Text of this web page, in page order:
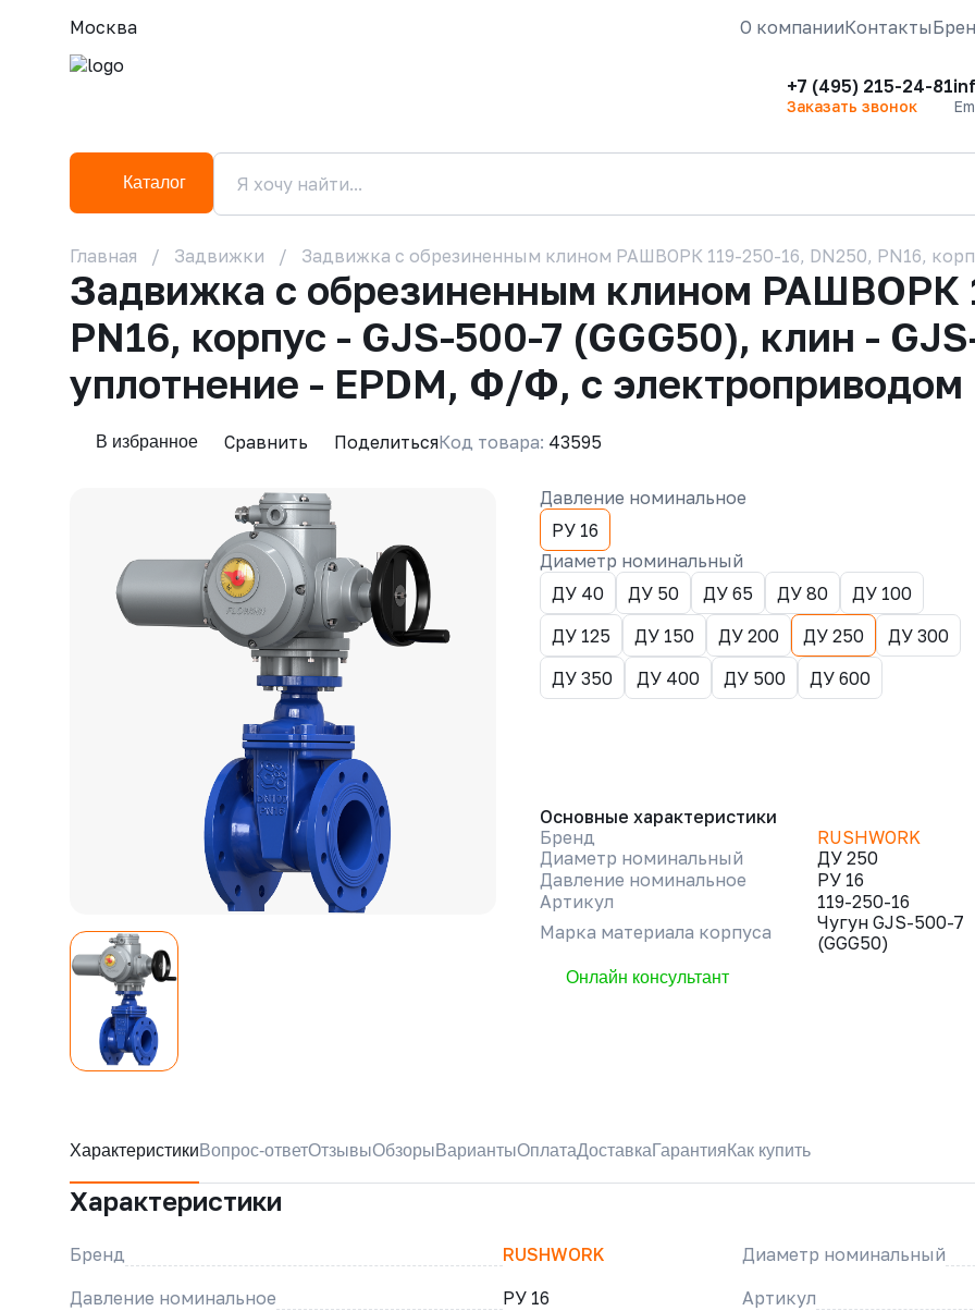
Москва О компанииКонтакты
+7 (495) 215-24-81
Заказать звонок
Каталог
Главная Задвижки Задвижка с обрезиненным клином РАШВОРК 119-250-16, DN250, PN16,
Задвижка с обрезиненным клином РАШВОРК
PN16, корпус - GJS-500-7 (GGG50), клин -
уплотнение - EPDM, Ф/Ф, с электроприводом
В избранное Сравнить ПоделитьсяКод товара: 43595
Давление номинальное
РУ 16
Диаметр номинальный
ДУ 40
ДУ 50 ДУ 65 ДУ 80
ДУ 100
ДУ 125
ДУ 150 ДУ 200 ДУ 250
ДУ 300
ДУ 350
ДУ 400 ДУ 500 ДУ 600
Основные характеристики
Бренд
RUSHWORK
Диаметр номинальный
ДУ 250
Давление номинальное
РУ 16
Артикул
119-250-16
Марка материала корпуса
Чугун GJS-500-7
(GGG50)
Онлайн консультант
Характеристики Вопрос-ответОтзывыОбзоры ВариантыОплатаДоставка Гарантия Как купить
Характеристики
Бренд RUSHWORK Диаметр номинальный
Давление номинальное
РУ 16 Артикул